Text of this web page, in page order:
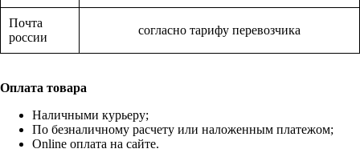
Почта
россии
согласно тарифу перевозчика
Оплата товара
Наличными курьеру;
По безналичному расчету или наложенным платежом;
Online оплата на сайте.